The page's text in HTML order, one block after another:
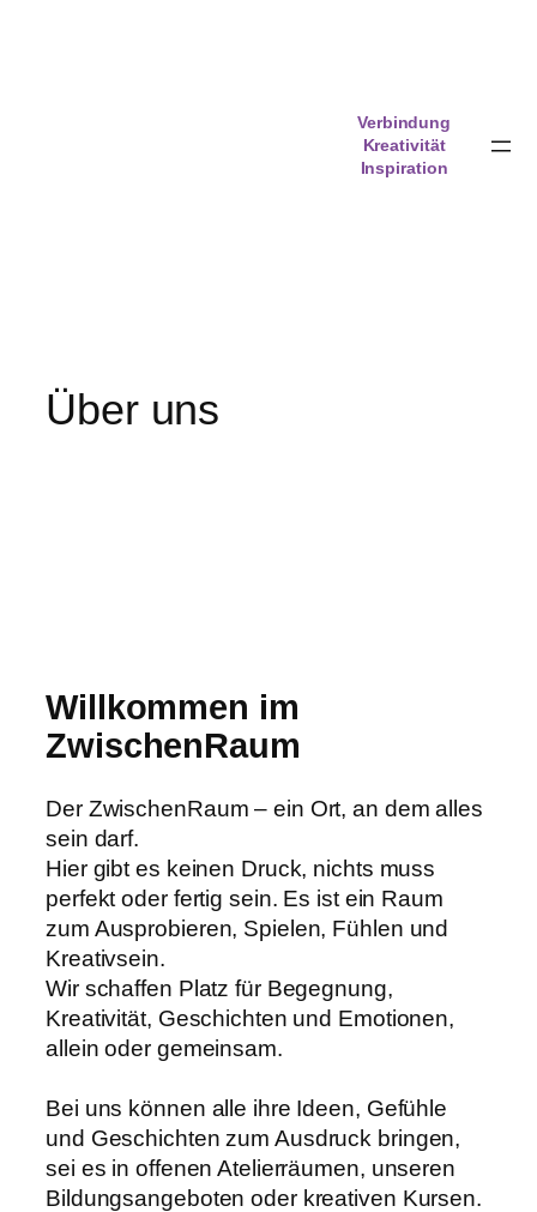
Verbindung
Kreativität
Inspiration
Über uns
Willkommen im
ZwischenRaum
Der ZwischenRaum – ein Ort, an dem alles
sein darf.
Hier gibt es keinen Druck, nichts muss
perfekt oder fertig sein. Es ist ein Raum
zum Ausprobieren, Spielen, Fühlen und
Kreativsein.
Wir schaffen Platz für Begegnung,
Kreativität, Geschichten und Emotionen,
allein oder gemeinsam.
Bei uns können alle ihre Ideen, Gefühle
und Geschichten zum Ausdruck bringen,
sei es in offenen Atelierräumen, unseren
Bildungsangeboten oder kreativen Kursen.